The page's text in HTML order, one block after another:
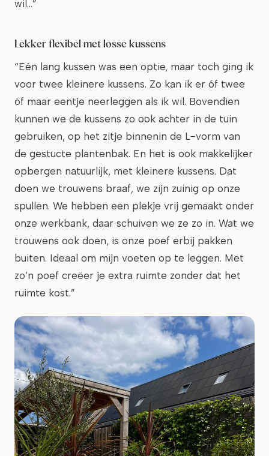
wil…”
Lekker flexibel met losse kussens
“Eén lang kussen was een optie, maar toch ging ik
voor twee kleinere kussens. Zo kan ik er óf twee
óf maar eentje neerleggen als ik wil. Bovendien
kunnen we de kussens zo ook achter in de tuin
gebruiken, op het zitje binnenin de L-vorm van
de gestucte plantenbak. En het is ook makkelijker
opbergen natuurlijk, met kleinere kussens. Dat
doen we trouwens braaf, we zijn zuinig op onze
spullen. We hebben een plekje vrij gemaakt onder
onze werkbank, daar schuiven we ze zo in. Wat we
trouwens ook doen, is onze poef erbij pakken
buiten. Ideaal om mijn voeten op te leggen. Met
zo’n poef creëer je extra ruimte zonder dat het
ruimte kost.”